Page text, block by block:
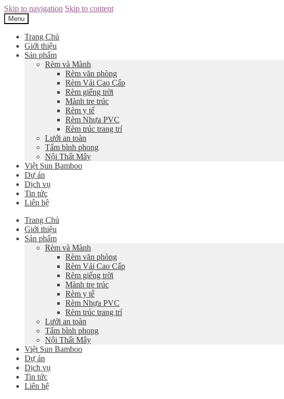
Skip to navigation Skip to content
Menu
Trang Chủ
Giới thiệu
Sản phẩm
Rèm và Mành
Rèm văn phòng
Rèm Vải Cao Cấp
Rèm giếng trời
Mành tre trúc
Rèm y tế
Rèm Nhựa PVC
Rèm trúc trang trí
Lưới an toàn
Tấm bình phong
Nội Thất Mây
Việt Sun Bamboo
Dự án
Dịch vụ
Tin tức
Liên hệ
Trang Chủ
Giới thiệu
Sản phẩm
Rèm và Mành
Rèm văn phòng
Rèm Vải Cao Cấp
Rèm giếng trời
Mành tre trúc
Rèm y tế
Rèm Nhựa PVC
Rèm trúc trang trí
Lưới an toàn
Tấm bình phong
Nội Thất Mây
Việt Sun Bamboo
Dự án
Dịch vụ
Tin tức
Liên hệ